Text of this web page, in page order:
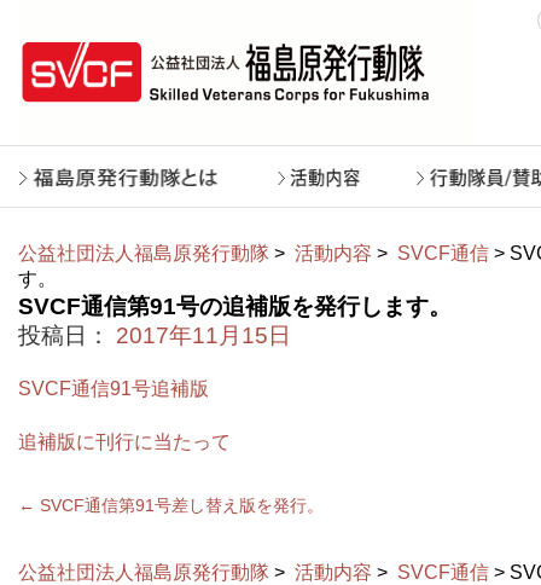
公益社団法人福島原発行動隊 > 活動内容 > SVCF通信 >
す。
SVCF通信第91号の追補版を発行します。
投稿日：
2017年11月15日
SVCF通信91号追補版
追補版に刊行に当たって
← SVCF通信第91号差し替え版を発行。
公益社団法人福島原発行動隊 > 活動内容 > SVCF通信 >